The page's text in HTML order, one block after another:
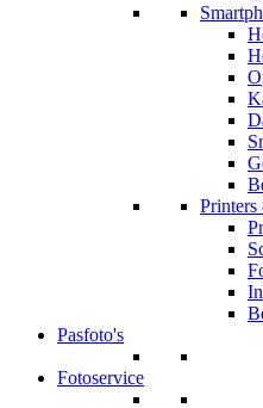
Printers
Pasfoto's
Fotoservice